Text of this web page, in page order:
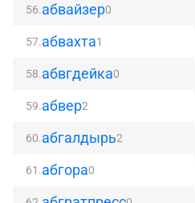
56.абвайзер0
57.абвахта1
58.абвгдейка0
59.абвер2
60.абгалдырь2
61.абгора0